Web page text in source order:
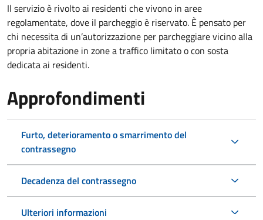
Il servizio è rivolto ai residenti che vivono in aree
regolamentate, dove il parcheggio è riservato. È pensato per
chi necessita di un’autorizzazione per parcheggiare vicino alla
propria abitazione in zone a traffico limitato o con sosta
dedicata ai residenti.
Approfondimenti
Furto, deterioramento o smarrimento del
contrassegno
Decadenza del contrassegno
Ulteriori informazioni